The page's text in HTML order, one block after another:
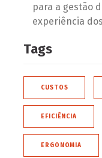
para a gestão
experiência
Tags
CUSTOS
EFICIÊNCIA
ERGONOMIA